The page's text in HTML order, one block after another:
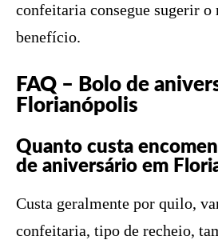
confeitaria consegue sugerir o
benefício.
FAQ – Bolo de
Florianópolis
Quanto custa
de aniversário em
Custa geralmente por quilo,
confeitaria, tipo de recheio,